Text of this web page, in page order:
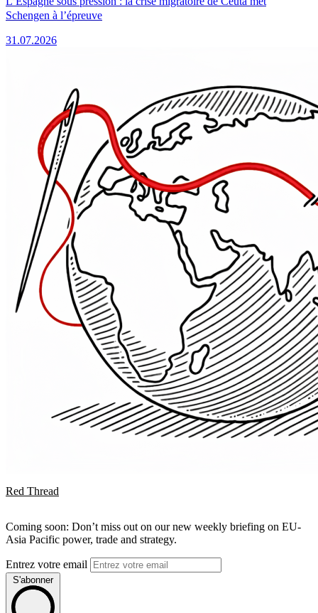
Schengen à l’épreuve
31.07.2026
Red Thread
Coming soon: Don’t miss out on our new weekly briefing on EU-
Asia Pacific power, trade and strategy.
Entrez votre email
S'abonner